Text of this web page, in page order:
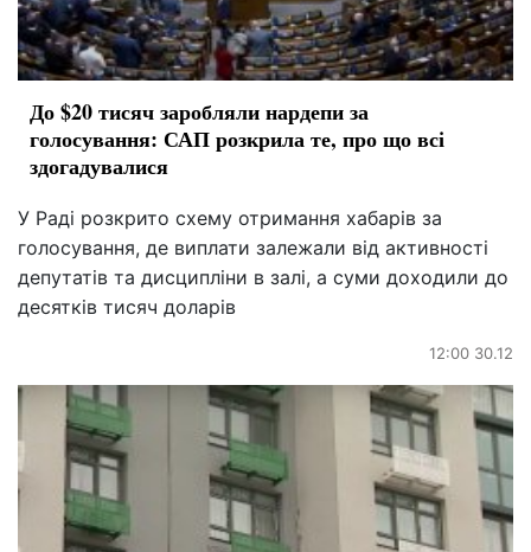
До $20 тисяч заробляли нардепи за
голосування: САП розкрила те, про що всі
здогадувалися
У Раді розкрито схему отримання хабарів за
голосування, де виплати залежали від активності
депутатів та дисципліни в залі, а суми доходили до
десятків тисяч доларів
12:00 30.12